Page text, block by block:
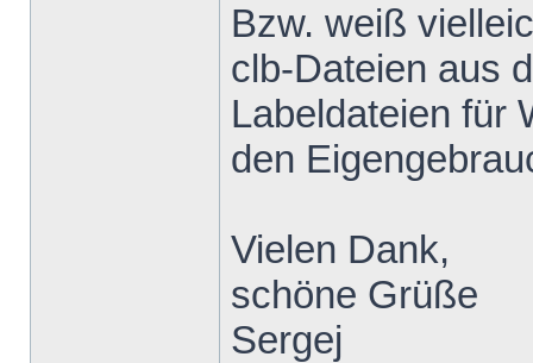
Bzw. weiß
clb-Dateien aus
Labeldateien für
den
Vielen Dank,
schöne Grüße
Sergej